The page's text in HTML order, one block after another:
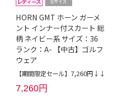
HORN GMT ホーン ガーメ
ント インナー付スカート 総
柄 ネイビー系 サイズ：36
ランク：A- 【中古】ゴルフ
ウェア
【期間限定セール】7,260円↓↓
7,260円